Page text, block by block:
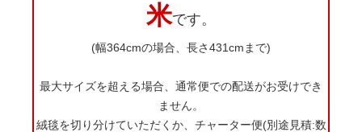
米です。
(幅364cmの場合、長さ431cmまで)
最大サイズを超える場合、通常便での配送がお受けでき
ません。
絨毯を切り分けていただくか、チャーター便(別途見積:数